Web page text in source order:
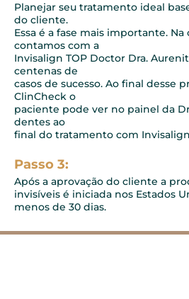
Planejar seu tratamento ideal
do cliente.
Essa é a fase mais importante. Na
contamos com a
Invisalign TOP Doctor Dra.
centenas de
casos de sucesso. Ao final desse
ClinCheck o
paciente pode ver no painel da
dentes ao
final do tratamento com
Passo 3:
Após a aprovação do cliente a
invisíveis é iniciada nos Estados
menos de 30 dias.